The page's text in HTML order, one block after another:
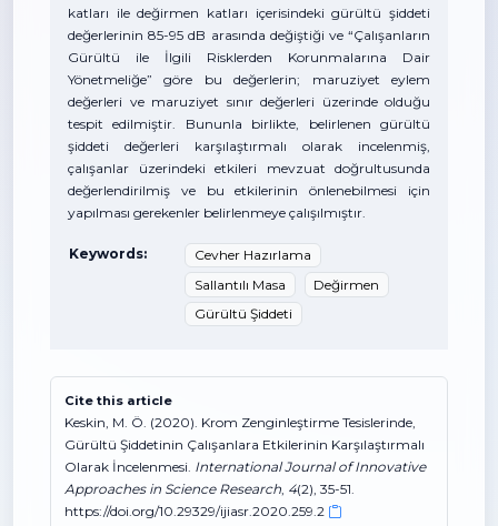
katları ile değirmen katları içerisindeki gürültü şiddeti
değerlerinin 85-95 dB arasında değiştiği ve “Çalışanların
Gürültü ile İlgili Risklerden Korunmalarına Dair
Yönetmeliğe” göre bu değerlerin; maruziyet eylem
değerleri ve maruziyet sınır değerleri üzerinde olduğu
tespit edilmiştir. Bununla birlikte, belirlenen gürültü
şiddeti değerleri karşılaştırmalı olarak incelenmiş,
çalışanlar üzerindeki etkileri mevzuat doğrultusunda
değerlendirilmiş ve bu etkilerinin önlenebilmesi için
yapılması gerekenler belirlenmeye çalışılmıştır.
Keywords:
Cevher Hazırlama
Sallantılı Masa
Değirmen
Gürültü Şiddeti
Cite this article
Keskin, M. Ö. (2020). Krom Zenginleştirme Tesislerinde,
Gürültü Şiddetinin Çalışanlara Etkilerinin Karşılaştırmalı
Olarak İncelenmesi. International Journal of Innovative
Approaches in Science Research, 4(2), 35-51.
https://doi.org/10.29329/ijiasr.2020.259.2